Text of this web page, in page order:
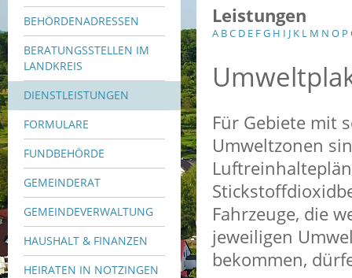
BEHÖRDENADRESSEN
BERATUNGSSTELLEN IM
LANDKREIS
DIENSTLEISTUNGEN
FORMULARE
FUNDBEHÖRDE
GEMEINDERAT
GEMEINDEVERWALTUNG
HAUSHALT & FINANZEN
HEIRATEN IN NOTZINGEN
Leistungen
A BC D E FG H I J K L M N O P
Für Gebiete mit
Umweltzonen
Fahrzeuge, die
jeweiligen
bekommen,